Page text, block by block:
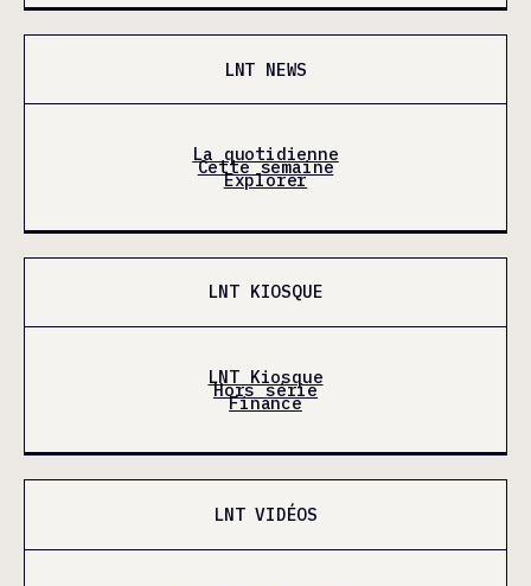
LNT NEWS
La quotidienne
Cette semaine
Explorer
LNT KIOSQUE
LNT Kiosque
Hors série
Finance
LNT VIDÉOS